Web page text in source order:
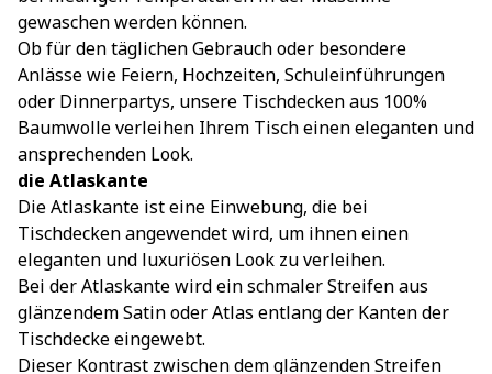
gewaschen werden können.
Ob für den täglichen Gebrauch oder besondere
Anlässe wie Feiern, Hochzeiten, Schuleinführungen
oder Dinnerpartys, unsere Tischdecken aus 100%
Baumwolle verleihen Ihrem Tisch einen eleganten und
ansprechenden Look.
die Atlaskante
Die Atlaskante ist eine Einwebung, die bei
Tischdecken angewendet wird, um ihnen einen
eleganten und luxuriösen Look zu verleihen.
Bei der Atlaskante wird ein schmaler Streifen aus
glänzendem Satin oder Atlas entlang der Kanten der
Tischdecke eingewebt.
Dieser Kontrast zwischen dem glänzenden Streifen